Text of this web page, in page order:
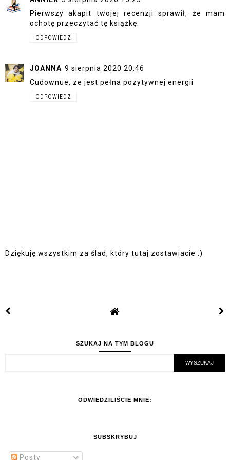
Pierwszy akapit twojej recenzji sprawił, że mam
ochotę przeczytać tę książkę.
ODPOWIEDZ
JOANNA 9 sierpnia 2020 20:46
Cudownue, ze jest pełna pozytywnej energii
ODPOWIEDZ
Dziękuję wszystkim za ślad, który tutaj zostawiacie :)
SZUKAJ NA TYM BLOGU
ODWIEDZILIŚCIE MNIE:
SUBSKRYBUJ
Posty